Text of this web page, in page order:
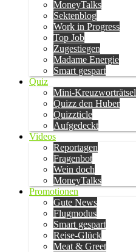
MoneyTalks
Sektenblog
Work in Progress
Top Job
Zugestiegen
Madame Energie
Smart gespart
Quiz
Mini-Kreuzworträtsel
Quizz den Huber
Quizzticle
Aufgedeckt
Videos
Reportagen
Fragenbot
Wein doch
MoneyTalks
Promotionen
Gute News
Flugmodus
Smart gespart
Reise-Glück
Meat & Greet